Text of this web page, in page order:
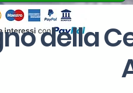
della